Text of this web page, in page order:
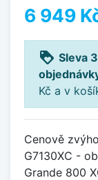
6 949
loyalty Sleva
Kč a v
Cenově
G7130XC -
Grande 800